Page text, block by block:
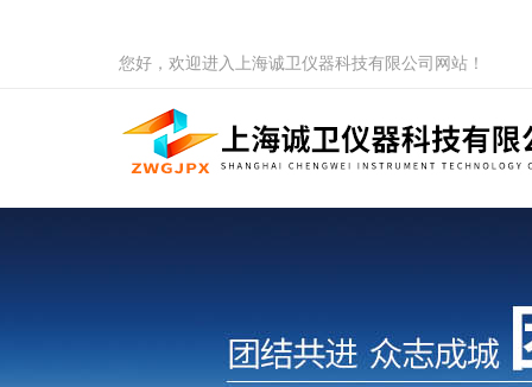
您好，欢迎进入上海诚卫仪器科技有限公司网站！